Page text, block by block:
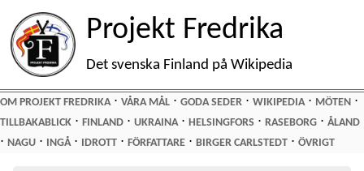
Projekt Fredrika
Det svenska Finland på Wikipedia
OM PROJEKT FREDRIKA⋅ VÅRA MÅL ⋅ GODA SEDER ⋅ WIKIPEDIA⋅ MÖTEN ⋅
TILLBAKABLICK ⋅ FINLAND ⋅ UKRAINA⋅ HELSINGFORS ⋅ RASEBORG ⋅ ÅLAND
⋅ NAGU ⋅ INGÅ⋅ IDROTT ⋅ FÖRFATTARE ⋅ BIRGER CARLSTEDT ⋅ ÖVRIGT